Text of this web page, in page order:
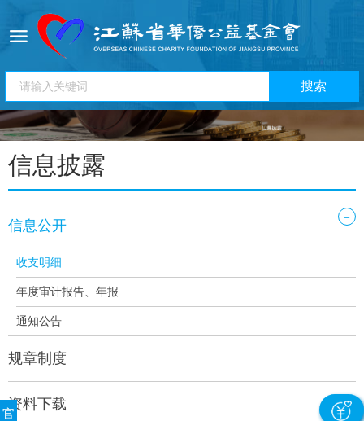
信息披露
信息公开
-
收支明细
年度审计报告、年报
通知公告
规章制度
资料下载
官